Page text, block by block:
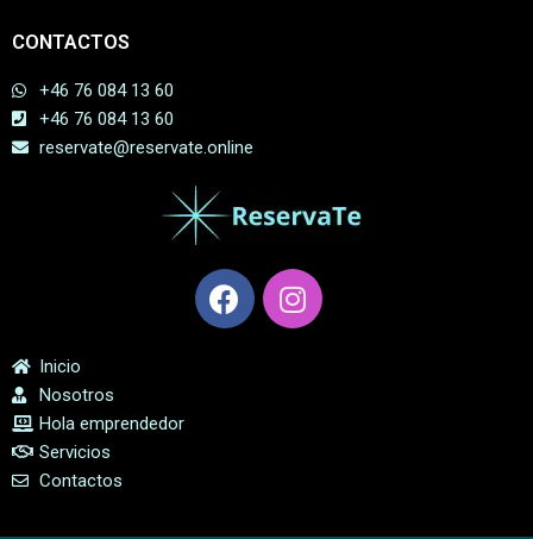
CONTACTOS
+46 76 084 13 60
+46 76 084 13 60
reservate@reservate.online
Inicio
Nosotros
Hola emprendedor
Servicios
Contactos